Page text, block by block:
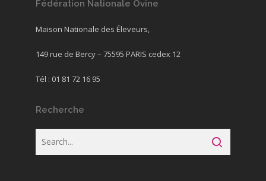
Fédération Nationale Ovine
Maison Nationale des Éleveurs,
149 rue de Bercy – 75595 PARIS cedex 12
Tél : 01 81 72 16 95
Recherche